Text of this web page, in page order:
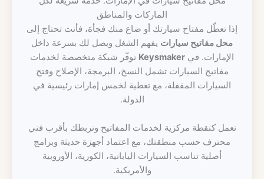
الماركات والمناطق
إذا تعطّل مفتاح سيارتك أو ضاع منك فجأة، فأنت تحتاج إلى
محل مفاتيح سيارات يفهم الشغل ويصل لك بسرعة داخل
الإمارات. في Keysmaker نوفّر شبكة متخصصة لخدمات
مفاتيح السيارات تشمل النسخ، البرمجة، الإصلاح وفتح
السيارات المقفلة، مع تغطية لخمس إمارات رئيسية في
الدولة.
نعمل كنقطة مركزية لخدمات المفاتيح ونربطك بأقرب فني
محترف حسب منطقتك، مع اعتماد أجهزة حديثة وبرامج
أصلية تناسب السيارات اليابانية، الكورية، الأوروبية
والأمريكية.